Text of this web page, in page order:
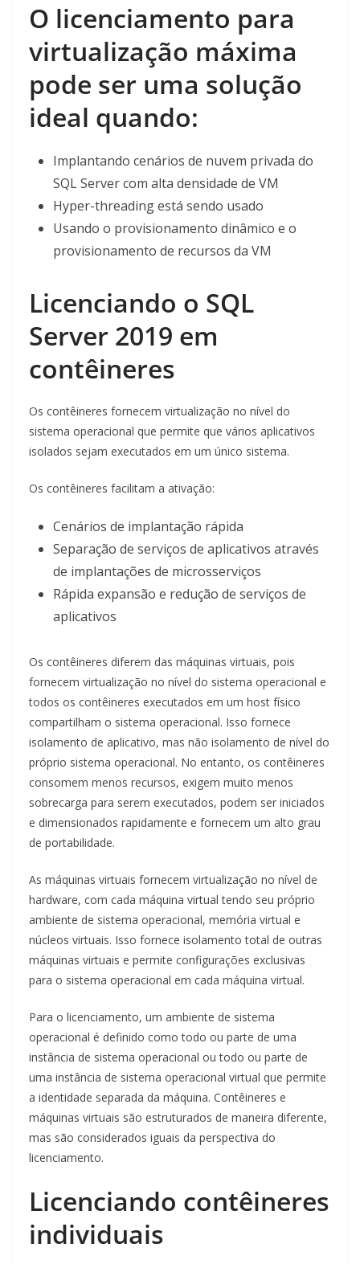
O licenciamento para
virtualização máxima
pode ser uma solução
ideal quando:
Implantando cenários de nuvem privada do
SQL Server com alta densidade de VM
Hyper-threading está sendo usado
Usando o provisionamento dinâmico e o
provisionamento de recursos da VM
Licenciando o SQL
Server 2019 em
contêineres
Os contêineres fornecem virtualização no nível do
sistema operacional que permite que vários aplicativos
isolados sejam executados em um único sistema.
Os contêineres facilitam a ativação:
Cenários de implantação rápida
Separação de serviços de aplicativos através
de implantações de microsserviços
Rápida expansão e redução de serviços de
aplicativos
Os contêineres diferem das máquinas virtuais, pois
fornecem virtualização no nível do sistema operacional e
todos os contêineres executados em um host físico
compartilham o sistema operacional. Isso fornece
isolamento de aplicativo, mas não isolamento de nível do
próprio sistema operacional. No entanto, os contêineres
consomem menos recursos, exigem muito menos
sobrecarga para serem executados, podem ser iniciados
e dimensionados rapidamente e fornecem um alto grau
de portabilidade.
As máquinas virtuais fornecem virtualização no nível de
hardware, com cada máquina virtual tendo seu próprio
ambiente de sistema operacional, memória virtual e
núcleos virtuais. Isso fornece isolamento total de outras
máquinas virtuais e permite configurações exclusivas
para o sistema operacional em cada máquina virtual.
Para o licenciamento, um ambiente de sistema
operacional é definido como todo ou parte de uma
instância de sistema operacional ou todo ou parte de
uma instância de sistema operacional virtual que permite
a identidade separada da máquina. Contêineres e
máquinas virtuais são estruturados de maneira diferente,
mas são considerados iguais da perspectiva do
licenciamento.
Licenciando contêineres
individuais